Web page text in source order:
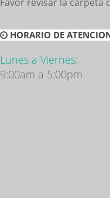
HORARIO DE
Lunes a Viernes:
9:00am a 5:00pm